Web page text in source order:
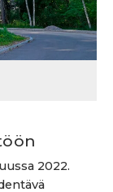
2022.